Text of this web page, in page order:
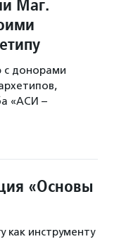
Маг.
с донорами
«АСИ –
«Основы
как инструменту